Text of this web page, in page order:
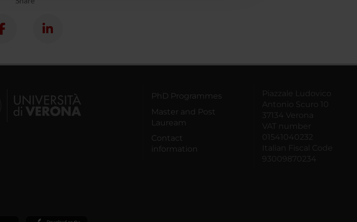
PhD Programmes
Master and Post
Lauream
Contact
information
Piazzale Ludovico
Antonio Scuro 10
37134 Verona
VAT number
01541040232
Italian Fiscal Code
93009870234